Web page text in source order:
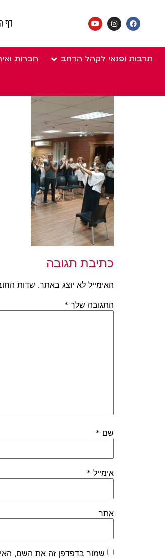
דף
תרבות ופנאי לקהל הרחב חברות
כתיבת תגובה
האימייל לא יוצג באתר. שדות
התגובה שלך *
שם *
אימייל *
אתר
שמור בדפדפן זה את השם,